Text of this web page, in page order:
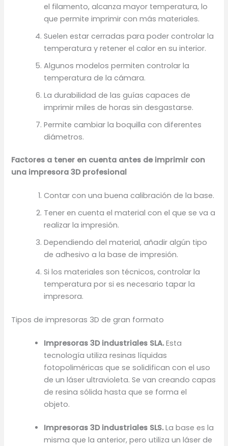
el filamento, alcanza mayor temperatura, lo
que permite imprimir con más materiales.
Suelen estar cerradas para poder controlar la
temperatura y retener el calor en su interior.
Algunos modelos permiten controlar la
temperatura de la cámara.
La durabilidad de las guías capaces de
imprimir miles de horas sin desgastarse.
Permite cambiar la boquilla con diferentes
diámetros.
Factores a tener en cuenta antes de imprimir con
una impresora 3D profesional
Contar con una buena calibración de la base.
Tener en cuenta el material con el que se va a
realizar la impresión.
Dependiendo del material, añadir algún tipo
de adhesivo a la base de impresión.
Si los materiales son técnicos, controlar la
temperatura por si es necesario tapar la
impresora.
Tipos de impresoras 3D de gran formato
Impresoras 3D industriales SLA.Esta
tecnología utiliza resinas líquidas
fotopoliméricas que se solidifican con el uso
de un láser ultravioleta. Se van creando capas
de resina sólida hasta que se forma el
objeto.
Impresoras 3D industriales SLS.La base es la
misma que la anterior, pero utiliza un láser de